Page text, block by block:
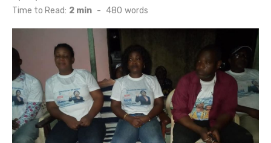
Time to Read: 2 min - 480 words